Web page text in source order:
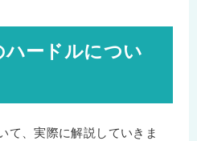
ハードルについ
て、実際に解説していきま